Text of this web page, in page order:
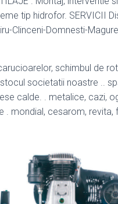
tip hidrofor. SERVICII
Clinceni-Domnesti-
schimbul de
societatii noastre ..
calde. . metalice, cazi,
. mondial, cesarom, revita,